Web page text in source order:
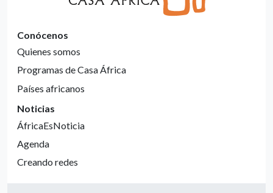
Conócenos
Quienes somos
Programas de Casa África
Países africanos
Noticias
ÁfricaEsNoticia
Agenda
Creando redes